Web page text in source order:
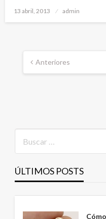
Publicado
13 abril, 2013 admin
Paginación
de
entradas
Anteriores
ÚLTIMOS POSTS